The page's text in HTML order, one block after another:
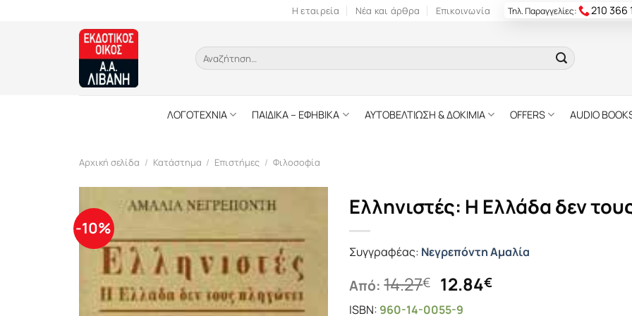
Η εταιρεία Νέα και άρθρα Επικοινωνία Τηλ. Παραγγελίες: 210 366
Αναζήτηση
για:
ΛΟΓΟΤΕΧΝΙΑ ΠΑΙΔΙΚΑ – ΕΦΗΒΙΚΑ ΑΥΤΟΒΕΛΤΙΩΣΗ & ΔΟΚΙΜΙΑ OFFERS AUDIO
Αρχική σελίδα / Κατάστημα / Επιστήμες / Φιλοσοφία
-10%
Ελληνιστές: Η Ελλάδα δεν
Συγγραφέας: Νεγρεπόντη Αμαλία
Από:14.27€ Original
price
12.84€Η
ISBN: 960-14-0055-9